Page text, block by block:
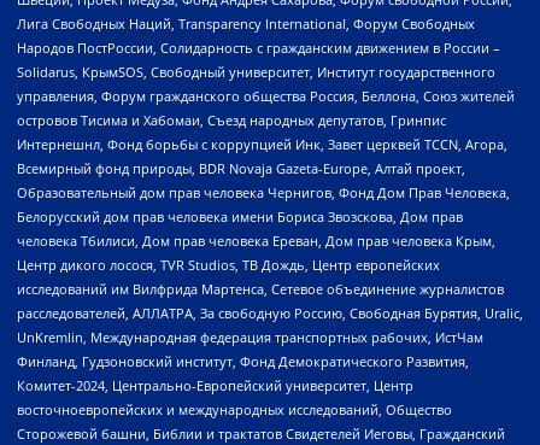
Лига Свободных Наций, Transparеncy International, Форум Свободных
Народов ПостРоссии, Солидарность с гражданским движением в России –
Solidarus, КрымSOS, Свободный университет, Институт государственного
управления, Форум гражданского общества Россия, Беллона, Союз жителей
островов Тисима и Хабомаи, Съезд народных депутатов, Гринпис
Интернешнл, Фонд борьбы с коррупцией Инк, Завет церквей TCCN, Агора,
Всемирный фонд природы, BDR Novaja Gazeta-Europe, Алтай проект,
Образовательный дом прав человека Чернигов, Фонд Дом Прав Человека,
Белорусский дом прав человека имени Бориса Звозскова, Дом прав
человека Тбилиси, Дом прав человека Ереван, Дом прав человека Крым,
Центр дикого лосося, TVR Studios, ТВ Дождь, Центр европейских
исследований им Вилфрида Мартенса, Сетевое объединение журналистов
расследователей, АЛЛАТРА, За свободную Россию, Свободная Бурятия, Uralic,
UnKremlin, Международная федерация транспортных рабочих, ИстЧам
Финланд, Гудзоновский институт, Фонд Демократического Развития,
Комитет-2024, Центрально-Европейский университет, Центр
восточноевропейских и международных исследований, Общество
Сторожевой башни, Библии и трактатов Свидетелей Иеговы, Гражданский